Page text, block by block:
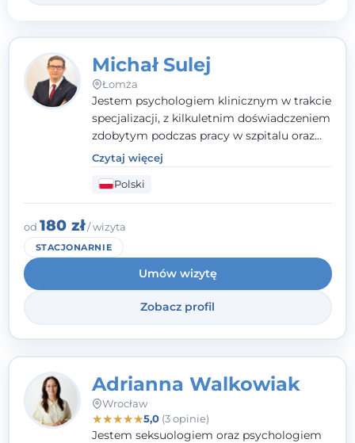
Michał Sulej
Łomża
Jestem psychologiem klinicznym w trakcie
specjalizacji, z kilkuletnim doświadczeniem
zdobytym podczas pracy w szpitalu oraz
odbywanych staży w różnych placówkach
medycznych. Oferuję pomoc
psychologiczną w zakresie diagnostyki i
poradnictwa dla osób zmagających się z
różnymi trudnościami. Pracuję z osobami
dorosłymi. Serdecznie zapraszam do
kontaktu i umówienia się na wizytę, aby
rozpocząć pracę nad poprawą jakości życia.
Czytaj więcej
Polski
od 180 zł/ wizyta
STACJONARNIE
Umów wizytę
Zobacz profil
Adrianna Walkowiak
Wrocław
★★★★★5,0(3 opinie)
Jestem seksuologiem oraz psychologiem